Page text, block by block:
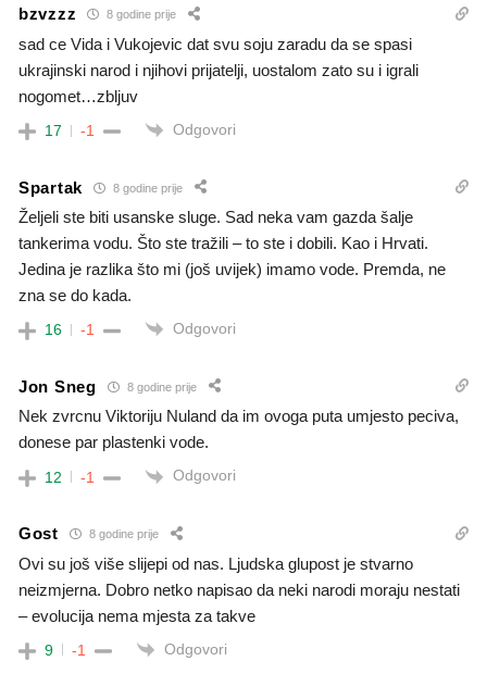
bzvzzz 8 godine prije
sad ce Vida i Vukojevic dat svu soju zaradu da se spasi
ukrajinski narod i njihovi prijatelji, uostalom zato su i igrali
nogomet…zbljuv
17 -1 Odgovori
Spartak 8 godine prije
Željeli ste biti usanske sluge. Sad neka vam gazda šalje
tankerima vodu. Što ste tražili – to ste i dobili. Kao i Hrvati.
Jedina je razlika što mi (još uvijek) imamo vode. Premda, ne
zna se do kada.
16 -1 Odgovori
Jon Sneg 8 godine prije
Nek zvrcnu Viktoriju Nuland da im ovoga puta umjesto peciva,
donese par plastenki vode.
12 -1 Odgovori
Gost 8 godine prije
Ovi su još više slijepi od nas. Ljudska glupost je stvarno
neizmjerna. Dobro netko napisao da neki narodi moraju nestati
– evolucija nema mjesta za takve
9 -1 Odgovori